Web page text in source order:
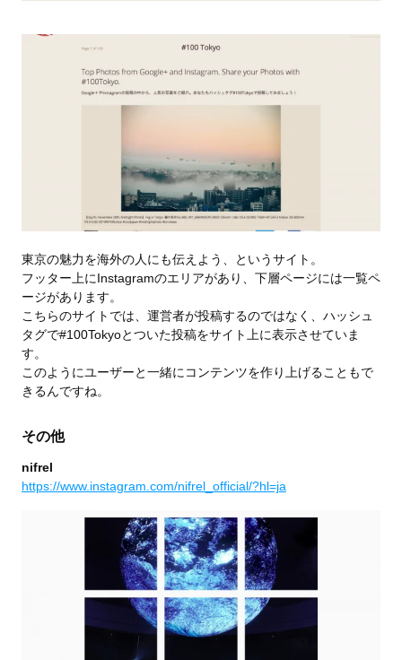
東京の魅力を海外の人にも伝えよう、というサイト。
フッター上にInstagramのエリアがあり、下層ページには一覧ペ
ージがあります。
こちらのサイトでは、運営者が投稿するのではなく、ハッシュ
タグで#100Tokyoとついた投稿をサイト上に表示させていま
す。
このようにユーザーと一緒にコンテンツを作り上げることもで
きるんですね。
その他
nifrel
https://www.instagram.com/nifrel_official/?hl=ja